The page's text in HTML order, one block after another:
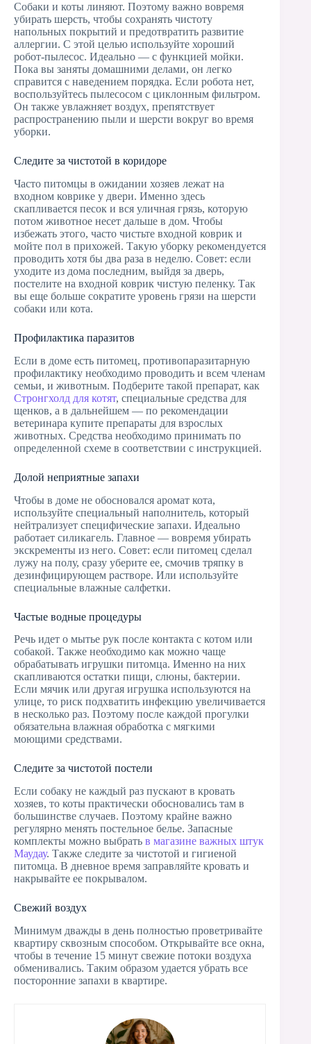
Собаки и коты линяют. Поэтому важно вовремя
убирать шерсть, чтобы сохранять чистоту
напольных покрытий и предотвратить развитие
аллергии. С этой целью используйте хороший
робот-пылесос. Идеально — с функцией мойки.
Пока вы заняты домашними делами, он легко
справится с наведением порядка. Если робота нет,
воспользуйтесь пылесосом с циклонным фильтром.
Он также увлажняет воздух, препятствует
распространению пыли и шерсти вокруг во время
уборки.
Следите за чистотой в коридоре
Часто питомцы в ожидании хозяев лежат на
входном коврике у двери. Именно здесь
скапливается песок и вся уличная грязь, которую
потом животное несет дальше в дом. Чтобы
избежать этого, часто чистьте входной коврик и
мойте пол в прихожей. Такую уборку рекомендуется
проводить хотя бы два раза в неделю. Совет: если
уходите из дома последним, выйдя за дверь,
постелите на входной коврик чистую пеленку. Так
вы еще больше сократите уровень грязи на шерсти
собаки или кота.
Профилактика паразитов
Если в доме есть питомец, противопаразитарную
профилактику необходимо проводить и всем членам
семьи, и животным. Подберите такой препарат, как
Стронгхолд для котят, специальные средства для
щенков, а в дальнейшем — по рекомендации
ветеринара купите препараты для взрослых
животных. Средства необходимо принимать по
определенной схеме в соответствии с инструкцией.
Долой неприятные запахи
Чтобы в доме не обосновался аромат кота,
используйте специальный наполнитель, который
нейтрализует специфические запахи. Идеально
работает силикагель. Главное — вовремя убирать
экскременты из него. Совет: если питомец сделал
лужу на полу, сразу уберите ее, смочив тряпку в
дезинфицирующем растворе. Или используйте
специальные влажные салфетки.
Частые водные процедуры
Речь идет о мытье рук после контакта с котом или
собакой. Также необходимо как можно чаще
обрабатывать игрушки питомца. Именно на них
скапливаются остатки пищи, слюны, бактерии.
Если мячик или другая игрушка используются на
улице, то риск подхватить инфекцию увеличивается
в несколько раз. Поэтому после каждой прогулки
обязательна влажная обработка с мягкими
моющими средствами.
Следите за чистотой постели
Если собаку не каждый раз пускают в кровать
хозяев, то коты практически обосновались там в
большинстве случаев. Поэтому крайне важно
регулярно менять постельное белье. Запасные
комплекты можно выбрать в магазине важных штук
Маудау. Также следите за чистотой и гигиеной
питомца. В дневное время заправляйте кровать и
накрывайте ее покрывалом.
Свежий воздух
Минимум дважды в день полностью проветривайте
квартиру сквозным способом. Открывайте все окна,
чтобы в течение 15 минут свежие потоки воздуха
обменивались. Таким образом удается убрать все
посторонние запахи в квартире.